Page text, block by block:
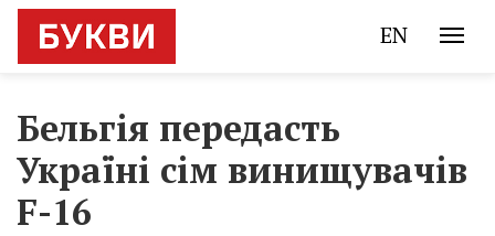
EN
Бельгія передасть
Україні сім винищувачів
F-16